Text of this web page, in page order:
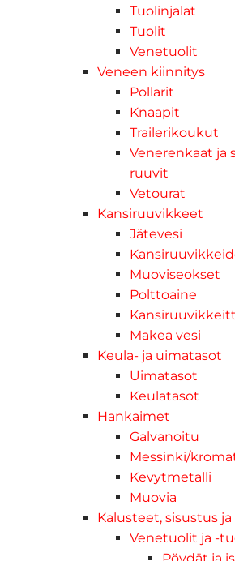
Tuolinjalat
Tuolit
Venetuolit
Veneen kiinnitys
Pollarit
Knaapit
Trailerikoukut
Venerenkaat ja
ruuvit
Vetourat
Kansiruuvikkeet
Jätevesi
Muoviseokset
Polttoaine
Makea vesi
Keula- ja uimatasot
Uimatasot
Keulatasot
Hankaimet
Galvanoitu
Messinki/
Kevytmetalli
Muovia
Kalusteet, sisustus
Venetuolit ja -